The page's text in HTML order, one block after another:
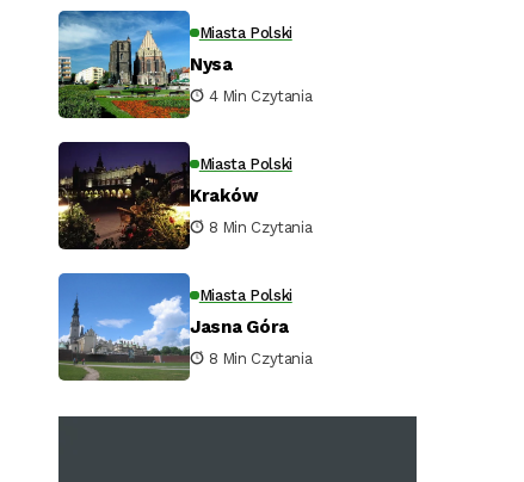
Miasta Polski
Nysa
4 Min Czytania
Miasta Polski
Kraków
8 Min Czytania
Miasta Polski
Jasna Góra
8 Min Czytania